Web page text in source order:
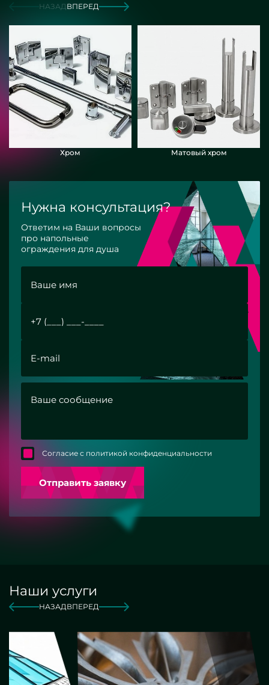
НАЗАДВПЕРЕД
Хром Матовый хром
Нужна консультация?
Ответим на Ваши вопросы
про напольные
ограждения для душа
Согласие с политикой конфиденциальности
Отправить заявку
Наши услуги
НАЗАДВПЕРЕД